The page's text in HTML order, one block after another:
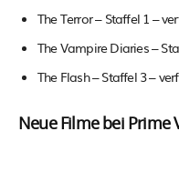
The Terror – Staffel 1 –
The Vampire Diaries –
The Flash – Staffel 3 –
Neue Filme bei Prime